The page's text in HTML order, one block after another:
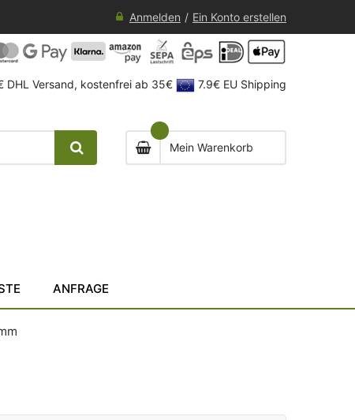
Anmelden Ein Konto erstellen
DHL Versand, kostenfrei ab 35€ 7.9€ EU Shipping
Mein Warenkorb
ANFRAGE